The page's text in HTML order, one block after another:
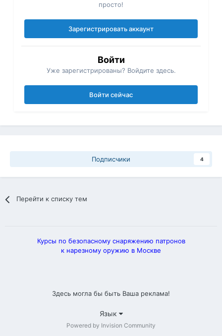
просто!
Зарегистрировать аккаунт
Войти
Уже зарегистрированы? Войдите здесь.
Войти сейчас
Подписчики 4
Перейти к списку тем
Курсы по безопасному снаряжению патронов
к нарезному оружию в Москве
Здесь могла бы быть Ваша реклама!
Язык
Powered by Invision Community